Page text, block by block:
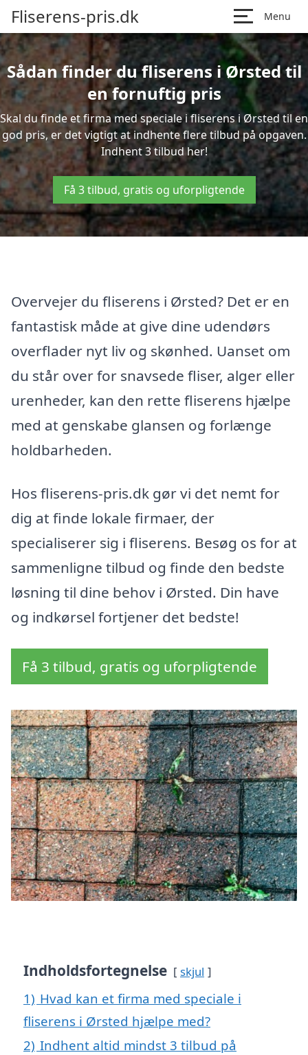
Fliserens-pris.dk Menu
Sådan finder du fliserens i Ørsted til
en fornuftig pris
Skal du finde et firma med speciale i fliserens i Ørsted til en
god pris, er det vigtigt at indhente flere tilbud på opgaven.
Indhent 3 tilbud her!
Få 3 tilbud, gratis og uforpligtende
Overvejer du fliserens i Ørsted? Det er en
fantastisk måde at give dine udendørs
overflader nyt liv og skønhed. Uanset om
du står over for snavsede fliser, alger eller
urenheder, kan den rette fliserens hjælpe
med at genskabe glansen og forlænge
holdbarheden.
Hos fliserens-pris.dk gør vi det nemt for
dig at finde lokale firmaer, der
specialiserer sig i fliserens. Besøg os for at
sammenligne tilbud og finde den bedste
løsning til dine behov i Ørsted. Din have
og indkørsel fortjener det bedste!
Få 3 tilbud, gratis og uforpligtende
Indholdsfortegnelse skjul
1) Hvad kan et firma med speciale i
fliserens i Ørsted hjælpe med?
2) Indhent altid mindst 3 tilbud på